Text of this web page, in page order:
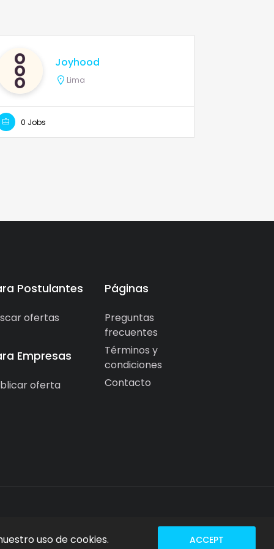
Joyhood
Lima
0 Jobs
Postulantes
ofertas
Empresas
oferta
Páginas
Preguntas
frecuentes
Términos y
condiciones
Contacto
uso de cookies. ACCEPT